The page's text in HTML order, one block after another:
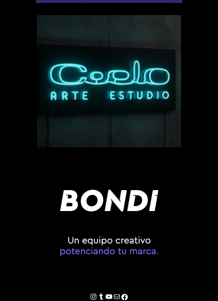
Instagram
Tumblr
YouTube
Correo electrónico
Facebook